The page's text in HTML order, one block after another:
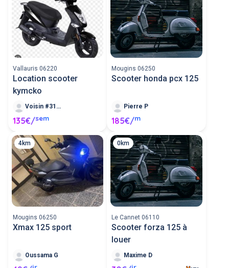
Vallauris 06220
Location scooter
kymcko
Voisin #310891
135€/sem
Mougins 06250
Scooter honda pcx 125
Pierre P
185€/m
4km
Mougins 06250
Xmax 125 sport
Oussama G
0km
Le Cannet 06110
Scooter forza 125 à
louer
Maxime D